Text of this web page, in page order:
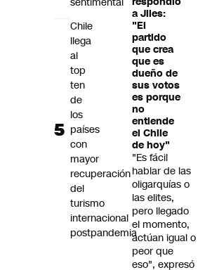
a Jiles:
"El
partido
que crea
que es
dueño de
sus votos
es porque
no
entiende
el Chile
de hoy"
"Es fácil
hablar de las
oligarquías o
las elites,
pero llegado
el momento,
actúan igual o
peor que
eso", expresó
Chile
llega
al
top
ten
de
los
países
con
mayor
recuperación
del
turismo
internacional
postpandemia